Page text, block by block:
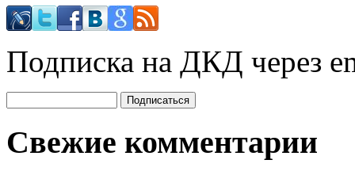
Подписка на ДКД через
Свежие комментарии